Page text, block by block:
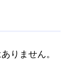
りません。